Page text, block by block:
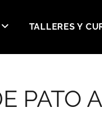
TALLERES Y
PATO